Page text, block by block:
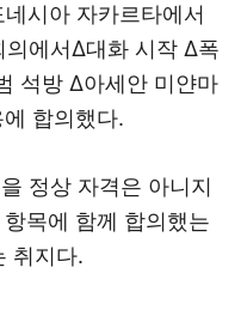
시아 자카르타에서
의에서Δ대화 시작 Δ폭
석방 Δ아세안 미얀마
합의했다.
정상 자격은 아니지
목에 함께 합의했는
취지다.